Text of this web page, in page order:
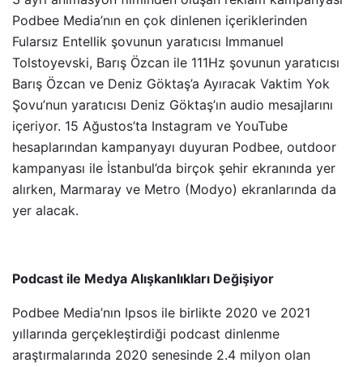
Podbee Media’nın en çok dinlenen içeriklerinden
Fularsız Entellik şovunun yaratıcısı Immanuel
Tolstoyevski, Barış Özcan ile 111Hz şovunun yaratıcısı
Barış Özcan ve Deniz Göktaş’a Ayıracak Vaktim Yok
Şovu’nun yaratıcısı Deniz Göktaş’ın audio mesajlarını
içeriyor. 15 Ağustos’ta Instagram ve YouTube
hesaplarından kampanyayı duyuran Podbee, outdoor
kampanyası ile İstanbul’da birçok şehir ekranında yer
alırken, Marmaray ve Metro (Modyo) ekranlarında da
yer alacak.
Podcast ile Medya Alışkanlıkları Değişiyor
Podbee Media’nın Ipsos ile birlikte 2020 ve 2021
yıllarında gerçekleştirdiği podcast dinlenme
araştırmalarında 2020 senesinde 2.4 milyon olan